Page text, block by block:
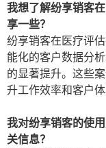
我想了解纷享销客
享一些？
纷享销客在医疗评
能化的客户数据分
的显著提升。这些
升工作效率和客户体
我对纷享销客的使
关信息？